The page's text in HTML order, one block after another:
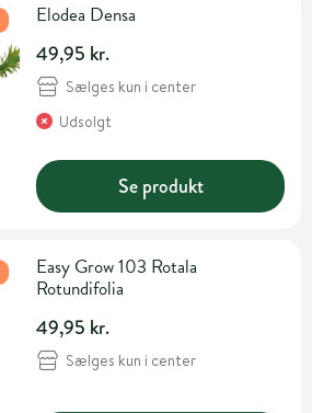
Elodea Densa
49,95 kr.
Sælges kun i center
Udsolgt
Se produkt
Easy Grow 103 Rotala
Rotundifolia
49,95 kr.
Sælges kun i center